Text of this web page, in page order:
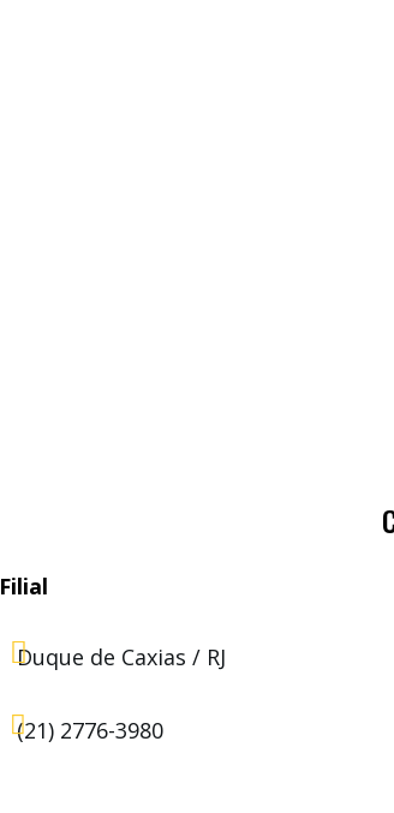
Filial

Duque de Caxias / RJ
(21) 2776-3980